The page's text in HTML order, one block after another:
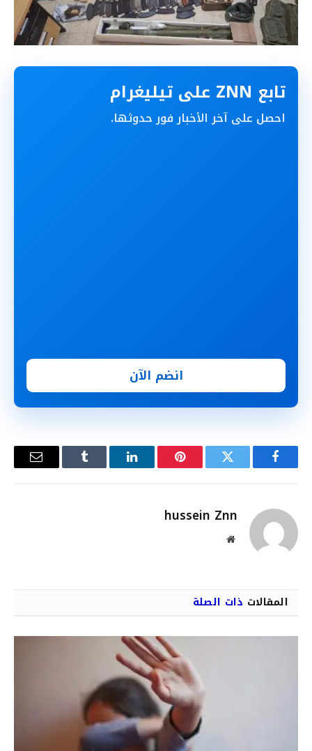
تابع ZNN على تيليغرام
احصل على آخر الأخبار فور حدوثها.
انضم الآن
فيسبوك تويتر بينتيريستلينكدإن Tumblr
البريد
hussein Znn
موقع
المقالات ذات الصلة